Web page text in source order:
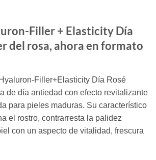
Filler + Elasticity Día
del rosa, ahora en formato
Filler+Elasticity Día Rosé
de día antiedad con efecto revitalizante
para pieles maduras. Su característico
el rostro, contrarresta la palidez
con un aspecto de vitalidad, frescura